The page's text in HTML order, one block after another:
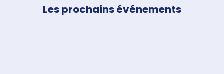
Les prochains événements